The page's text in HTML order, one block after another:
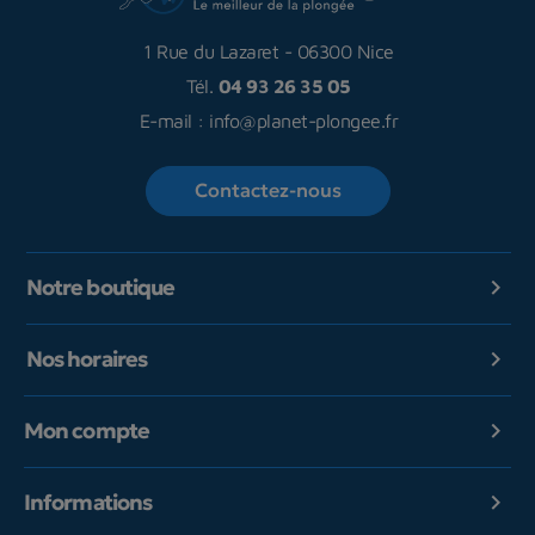
1 Rue du Lazaret - 06300 Nice
Tél. 04 93 26 35 05
E-mail : info@planet-plongee.fr
Contactez-nous
Notre boutique 
Nos horaires 
Mon compte 
Informations 